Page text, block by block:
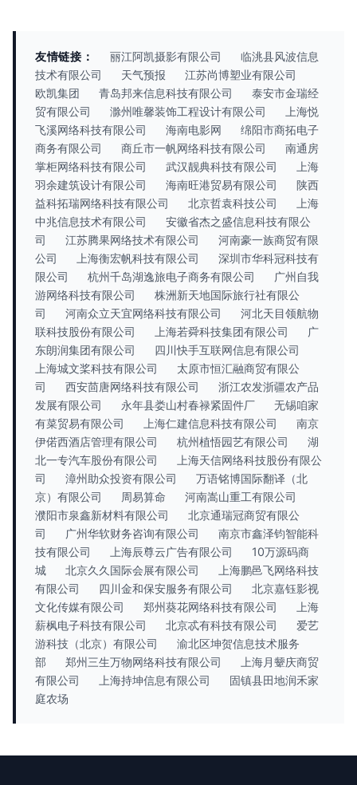
友情链接： 丽江阿凯摄影有限公司
临洮县风波信息
技术有限公司
天气预报
江苏尚博塑业有限公司
欧凯集团
青岛邦来信息科技有限公司
泰安市金瑞经
贸有限公司
滁州唯馨装饰工程设计有限公司
上海悦
飞溪网络科技有限公司
海南电影网
绵阳市商拓电子
商务有限公司
商丘市一帆网络科技有限公司
南通房
掌柜网络科技有限公司
武汉靓典科技有限公司
上海
羽余建筑设计有限公司
海南旺港贸易有限公司
陕西
益科拓瑞网络科技有限公司
北京哲袁科技公司
上海
中兆信息技术有限公司
安徽省杰之盛信息科技有限公
司
江苏腾果网络技术有限公司
河南豪一族商贸有限
公司
上海衡宏帆科技有限公司
深圳市华科冠科技有
限公司
杭州千岛湖逸旅电子商务有限公司
广州自我
游网络科技有限公司
株洲新天地国际旅行社有限公
司
河南众立天宜网络科技有限公司
河北天目领航物
联科技股份有限公司
上海若舜科技集团有限公司
广
东朗润集团有限公司
四川快手互联网信息有限公司
上海城文桨科技有限公司
太原市恒汇融商贸有限公
司
西安茴唐网络科技有限公司
浙江农发浙疆农产品
发展有限公司
永年县娄山村春禄紧固件厂
无锡咱家
有菜贸易有限公司
上海仁建信息科技有限公司
南京
伊偌西酒店管理有限公司
杭州植悟园艺有限公司
湖
北一专汽车股份有限公司
上海天信网络科技股份有限公
司
漳州助众投资有限公司
万语铭博国际翻译（北
京）有限公司
周易算命
河南嵩山重工有限公司
濮阳市泉鑫新材料有限公司
北京通瑞冠商贸有限公
司
广州华软财务咨询有限公司
南京市鑫泽钧智能科
技有限公司
上海辰尊云广告有限公司
10万源码商
城
北京久久国际会展有限公司
上海鹏邑飞网络科技
有限公司
四川金和保安服务有限公司
北京嘉钰影视
文化传媒有限公司
郑州葵花网络科技有限公司
上海
薪枫电子科技有限公司
北京忒有科技有限公司
爱艺
游科技（北京）有限公司
渝北区坤贺信息技术服务
部
郑州三生万物网络科技有限公司
上海月颦庆商贸
有限公司
上海持坤信息有限公司
固镇县田地润禾家
庭农场